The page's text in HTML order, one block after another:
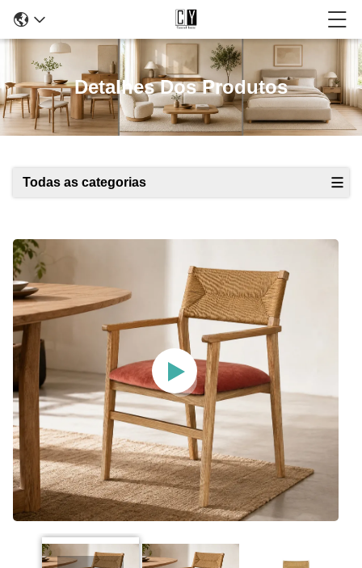
Detalhes Dos Produtos
Todas as categorias